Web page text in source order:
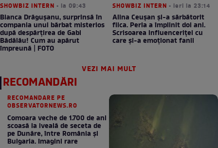
SHOWBIZ INTERN • la 09:43
Bianca Drăgușanu, surprinsă în
compania unui bărbat misterios
după despărțirea de Gabi
Bădălău! Cum au apărut
împreună | FOTO
SHOWBIZ INTERN • ieri la 23:14
Alina Ceușan și-a sărbătorit
fiica. Perla a împlinit doi ani.
Scrisoarea influenceriței cu
care și-a emoționat fanii
VEZI MAI MULT
RECOMANDĂRI
RECOMANDARE PE
OBSERVATORNEWS.RO
Comoara veche de 1.700 de ani
scoasă la iveală de seceta de
pe Dunăre, între România şi
Bulgaria. Imagini rare